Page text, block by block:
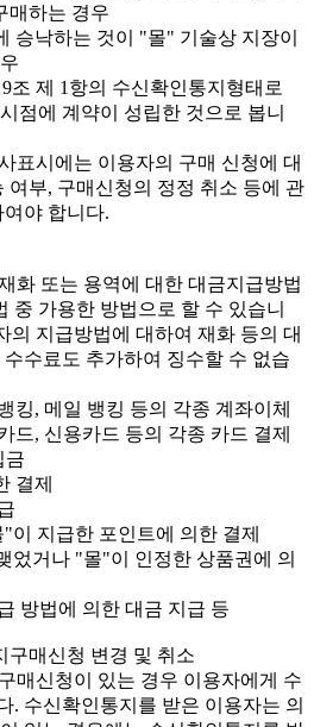
매하는 경우
승낙하는 것이 "몰" 기술상 지장이
조 제 1항의 수신확인통지형태로
점에 계약이 성립한 것으로 봅니
표시에는 이용자의 구매 신청에 대
여부, 구매신청의 정정 취소 등에 관
야 합니다.
화 또는 용역에 대한 대금지급방법
중 가용한 방법으로 할 수 있습니
의 지급방법에 대하여 재화 등의 대
수료도 추가하여 징수할 수 없습
킹, 메일 뱅킹 등의 각종 계좌이체
드, 신용카드 등의 각종 카드 결제
금
결제
이 지급한 포인트에 의한 결제
었거나 "몰"이 인정한 상품권에 의
방법에 의한 대금 지급 등
구매신청 변경 및 취소
매신청이 있는 경우 이용자에게 수
. 수신확인통지를 받은 이용자는 의